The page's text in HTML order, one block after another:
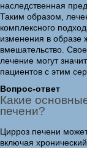
наследственная
Таким образом,
комплексного
изменения в образе
вмешательство.
лечение могут
пациентов с этим
Вопрос-ответ
Какие
печени?
Цирроз печени
включая